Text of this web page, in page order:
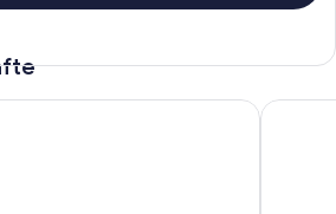
- Zauberwald Helle,